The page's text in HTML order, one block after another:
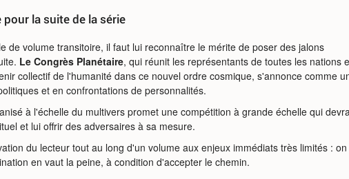
la suite de la série
de volume transitoire, il faut lui reconnaître le mérite de poser des jalons
Le Congrès Planétaire, qui réunit les représentants de toutes les nations
collectif de l'humanité dans ce nouvel ordre cosmique, s'annonce comme
et en confrontations de personnalités.
à l'échelle du multivers promet une compétition à grande échelle qui
et lui offrir des adversaires à sa mesure.
du lecteur tout au long d'un volume aux enjeux immédiats très limités : on
en vaut la peine, à condition d'accepter le chemin.